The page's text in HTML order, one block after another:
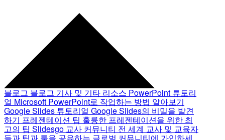
블로그 블로그 기사 및 기타 리소스 PowerPoint 튜토리
얼 Microsoft PowerPoint로 작업하는 방법 알아보기
Google Slides 튜토리얼 Google Slides의 비밀을 발견
하기 프레젠테이션 팁 훌륭한 프레젠테이션을 위한 최
고의 팁 Slidesgo 교사 커뮤니티 전 세계 교사 및 교육자